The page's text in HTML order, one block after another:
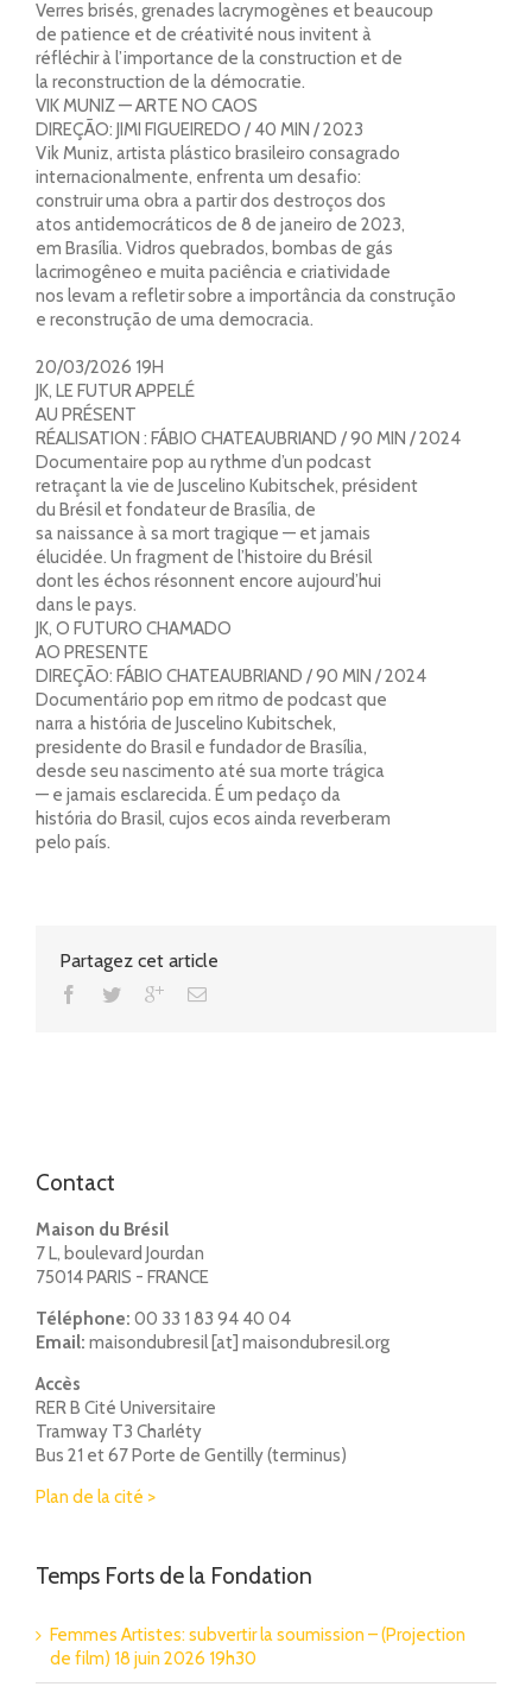
Verres brisés, grenades lacrymogènes et beaucoup
de patience et de créativité nous invitent à
réfléchir à l’importance de la construction et de
la reconstruction de la démocratie.
VIK MUNIZ — ARTE NO CAOS
DIREÇÃO: JIMI FIGUEIREDO / 40 MIN / 2023
Vik Muniz, artista plástico brasileiro consagrado
internacionalmente, enfrenta um desafio:
construir uma obra a partir dos destroços dos
atos antidemocráticos de 8 de janeiro de 2023,
em Brasília. Vidros quebrados, bombas de gás
lacrimogêneo e muita paciência e criatividade
nos levam a refletir sobre a importância da construção
e reconstrução de uma democracia.
20/03/2026 19H
JK, LE FUTUR APPELÉ
AU PRÉSENT
RÉALISATION : FÁBIO CHATEAUBRIAND / 90 MIN / 2024
Documentaire pop au rythme d’un podcast
retraçant la vie de Juscelino Kubitschek, président
du Brésil et fondateur de Brasília, de
sa naissance à sa mort tragique — et jamais
élucidée. Un fragment de l’histoire du Brésil
dont les échos résonnent encore aujourd’hui
dans le pays.
JK, O FUTURO CHAMADO
AO PRESENTE
DIREÇÃO: FÁBIO CHATEAUBRIAND / 90 MIN / 2024
Documentário pop em ritmo de podcast que
narra a história de Juscelino Kubitschek,
presidente do Brasil e fundador de Brasília,
desde seu nascimento até sua morte trágica
— e jamais esclarecida. É um pedaço da
história do Brasil, cujos ecos ainda reverberam
pelo país.
Partagez cet article
Contact
Maison du Brésil
7 L, boulevard Jourdan
75014 PARIS - FRANCE
Téléphone: 00 33 1 83 94 40 04
Email: maisondubresil [at] maisondubresil.org
Accès
RER B Cité Universitaire
Tramway T3 Charléty
Bus 21 et 67 Porte de Gentilly (terminus)
Plan de la cité >
Temps Forts de la Fondation
Femmes Artistes: subvertir la soumission – (Projection
de film) 18 juin 2026 19h30